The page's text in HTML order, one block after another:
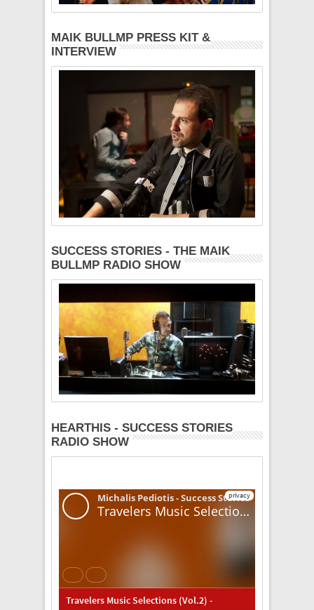
MAIK BULLMP PRESS KIT &
INTERVIEW
SUCCESS STORIES - THE MAIK
BULLMP RADIO SHOW
HEARTHIS - SUCCESS STORIES
RADIO SHOW